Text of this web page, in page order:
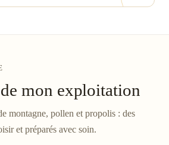
mon exploitation
montagne, pollen et propolis : des
et préparés avec soin.